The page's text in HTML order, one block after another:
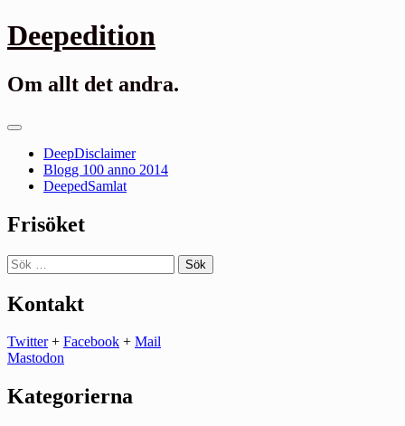
Gå
till
Deepedition
Om allt det andra.
Primär
DeepDisclaimer
Blogg 100 anno 2014
DeepedSamlat
Frisöket
Sök
efter:
Kontakt
Twitter+ Facebook + Mail
Mastodon
Kategorierna